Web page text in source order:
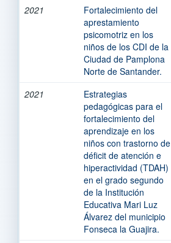
2021
Fortalecimiento del
aprestamiento
psicomotriz en los
niños de los CDI de la
Ciudad de Pamplona
Norte de Santander.
2021
Estrategias
pedagógicas para el
fortalecimiento del
aprendizaje en los
niños con trastorno de
déficit de atención e
hiperactividad (TDAH)
en el grado segundo
de la Institución
Educativa Mari Luz
Álvarez del municipio
Fonseca la Guajira.